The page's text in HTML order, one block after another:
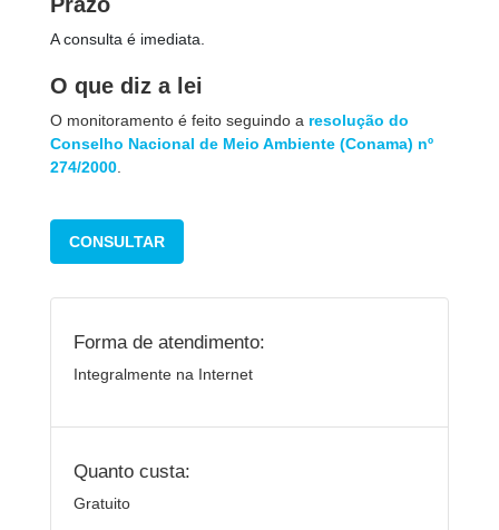
A consulta é imediata.
O que diz a lei
O monitoramento é feito seguindo a resolução do
Conselho Nacional de Meio Ambiente (Conama) nº
274/2000
CONSULTAR
Forma de atendimento:
Integralmente na Internet
Quanto custa:
Gratuito